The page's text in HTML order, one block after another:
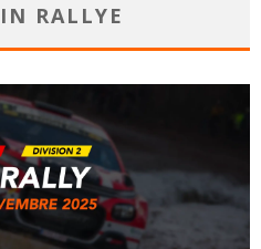
RALLYE